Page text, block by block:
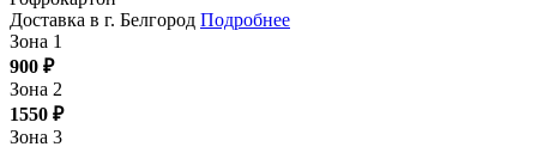
Доставка в г. Белгород Подробнее
Зона 1
900 ₽
Зона 2
1550 ₽
Зона 3